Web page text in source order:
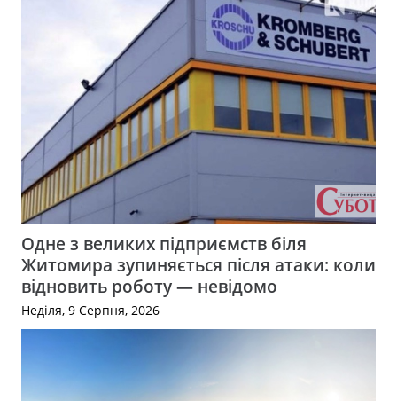
Одне з великих підприємств біля
Житомира зупиняється після атаки: коли
відновить роботу — невідомо
Неділя, 9 Серпня, 2026